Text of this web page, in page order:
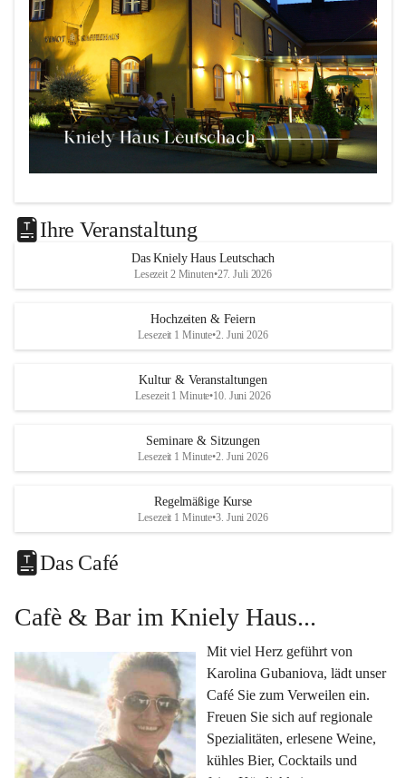
in unserem wunderschönen Leutschach an der Weinstraße!
Unsere Highlights:
Ein klimatisierter Seminarraum für kleinere Gruppen
bis 25 Personen.
Eine voll ausgestattete Küche
für Catering oder
eigene kulinarische Highlights.
Klimatisiertes Foyer mit Theken-Infrastruktur,
Künstlergarderobe, kleiner Garten und Festwiese –
alles für Ihre perfekte Veranstaltung.
Seminare & Workshops, Hochzeiten &
Familienfeiern, Tagungen, Kulturevents oder Kundenevents
– bei uns finden Sie den passenden Rahmen für Ihre Ideen.
Lassen Sie sich von Karolina Gubaniova mit regionalen
Spezialitäten, edlen Weinen und kleinen Köstlichkeiten
verwöhnen.
Fragen oder Anfragen?
Kontaktieren Sie uns gerne per Mail
l.kohlmaier@leutschach-weinstrasse.gv.at
oder
+4334547060223
Ihre Veranstaltung
Das Kniely Haus Leutschach
Lesezeit 2 Minuten•27. Juli 2026
Hochzeiten & Feiern
Lesezeit 1 Minute•2. Juni 2026
Kultur & Veranstaltungen
Lesezeit 1 Minute•10. Juni 2026
Seminare & Sitzungen
Lesezeit 1 Minute•2. Juni 2026
Regelmäßige Kurse
Lesezeit 1 Minute•3. Juni 2026
Das Café
Cafè & Bar im Kniely Haus...
Mit viel Herz geführt von
Karolina Gubaniova, lädt unser
Café Sie zum Verweilen ein.
Freuen Sie sich auf regionale
Spezialitäten, erlesene Weine,
kühles Bier, Cocktails und